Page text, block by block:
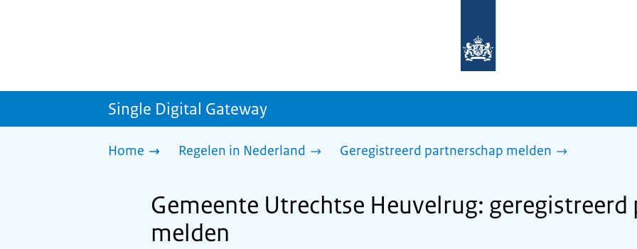
homepage
sdg.rijksoverheid.nl
Single Digital Gateway
Home Regelen in Nederland Geregistreerd partnerschap melden
Gemeente Utrechtse Heuvelrug: geregistreerd
melden